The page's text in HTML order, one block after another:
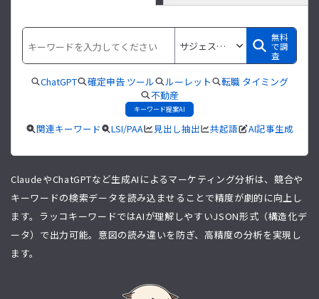
無料
で調
査
ChatGPT 確定申告 ツール ルーレット
転職 タイミング
不動産
キーワード提案AI
関連キーワード LSI/PAA 見出し抽出 共起語 AI記事生成
ClaudeやChatGPTなど生成AIによるマーケティング分析は、競合や
キーワードの検索データを読み込ませることで精度が劇的に向上し
ます。ラッコキーワードではAIが理解しやすいJSON形式（構造化デ
ータ）で出力可能。意図の読み違いを防ぎ、高精度の分析を実現し
ます。